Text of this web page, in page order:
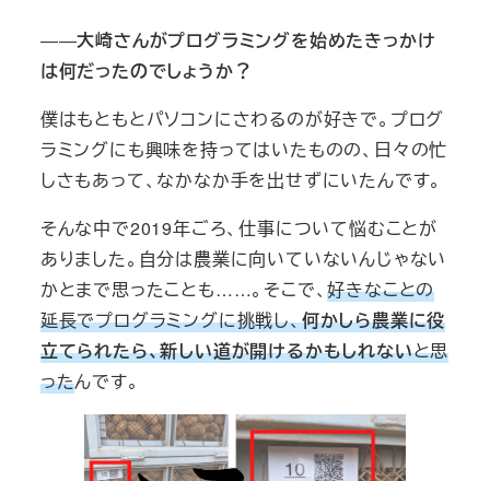
――大崎さんがプログラミングを始めたきっかけ
は何だったのでしょうか？
僕はもともとパソコンにさわるのが好きで。プログ
ラミングにも興味を持ってはいたものの、日々の忙
しさもあって、なかなか手を出せずにいたんです。
そんな中で2019年ごろ、仕事について悩むことが
ありました。自分は農業に向いていないんじゃない
かとまで思ったことも……。そこで、好きなことの
延長でプログラミングに挑戦し、何かしら農業に役
立てられたら、新しい道が開けるかもしれないと思
ったんです。